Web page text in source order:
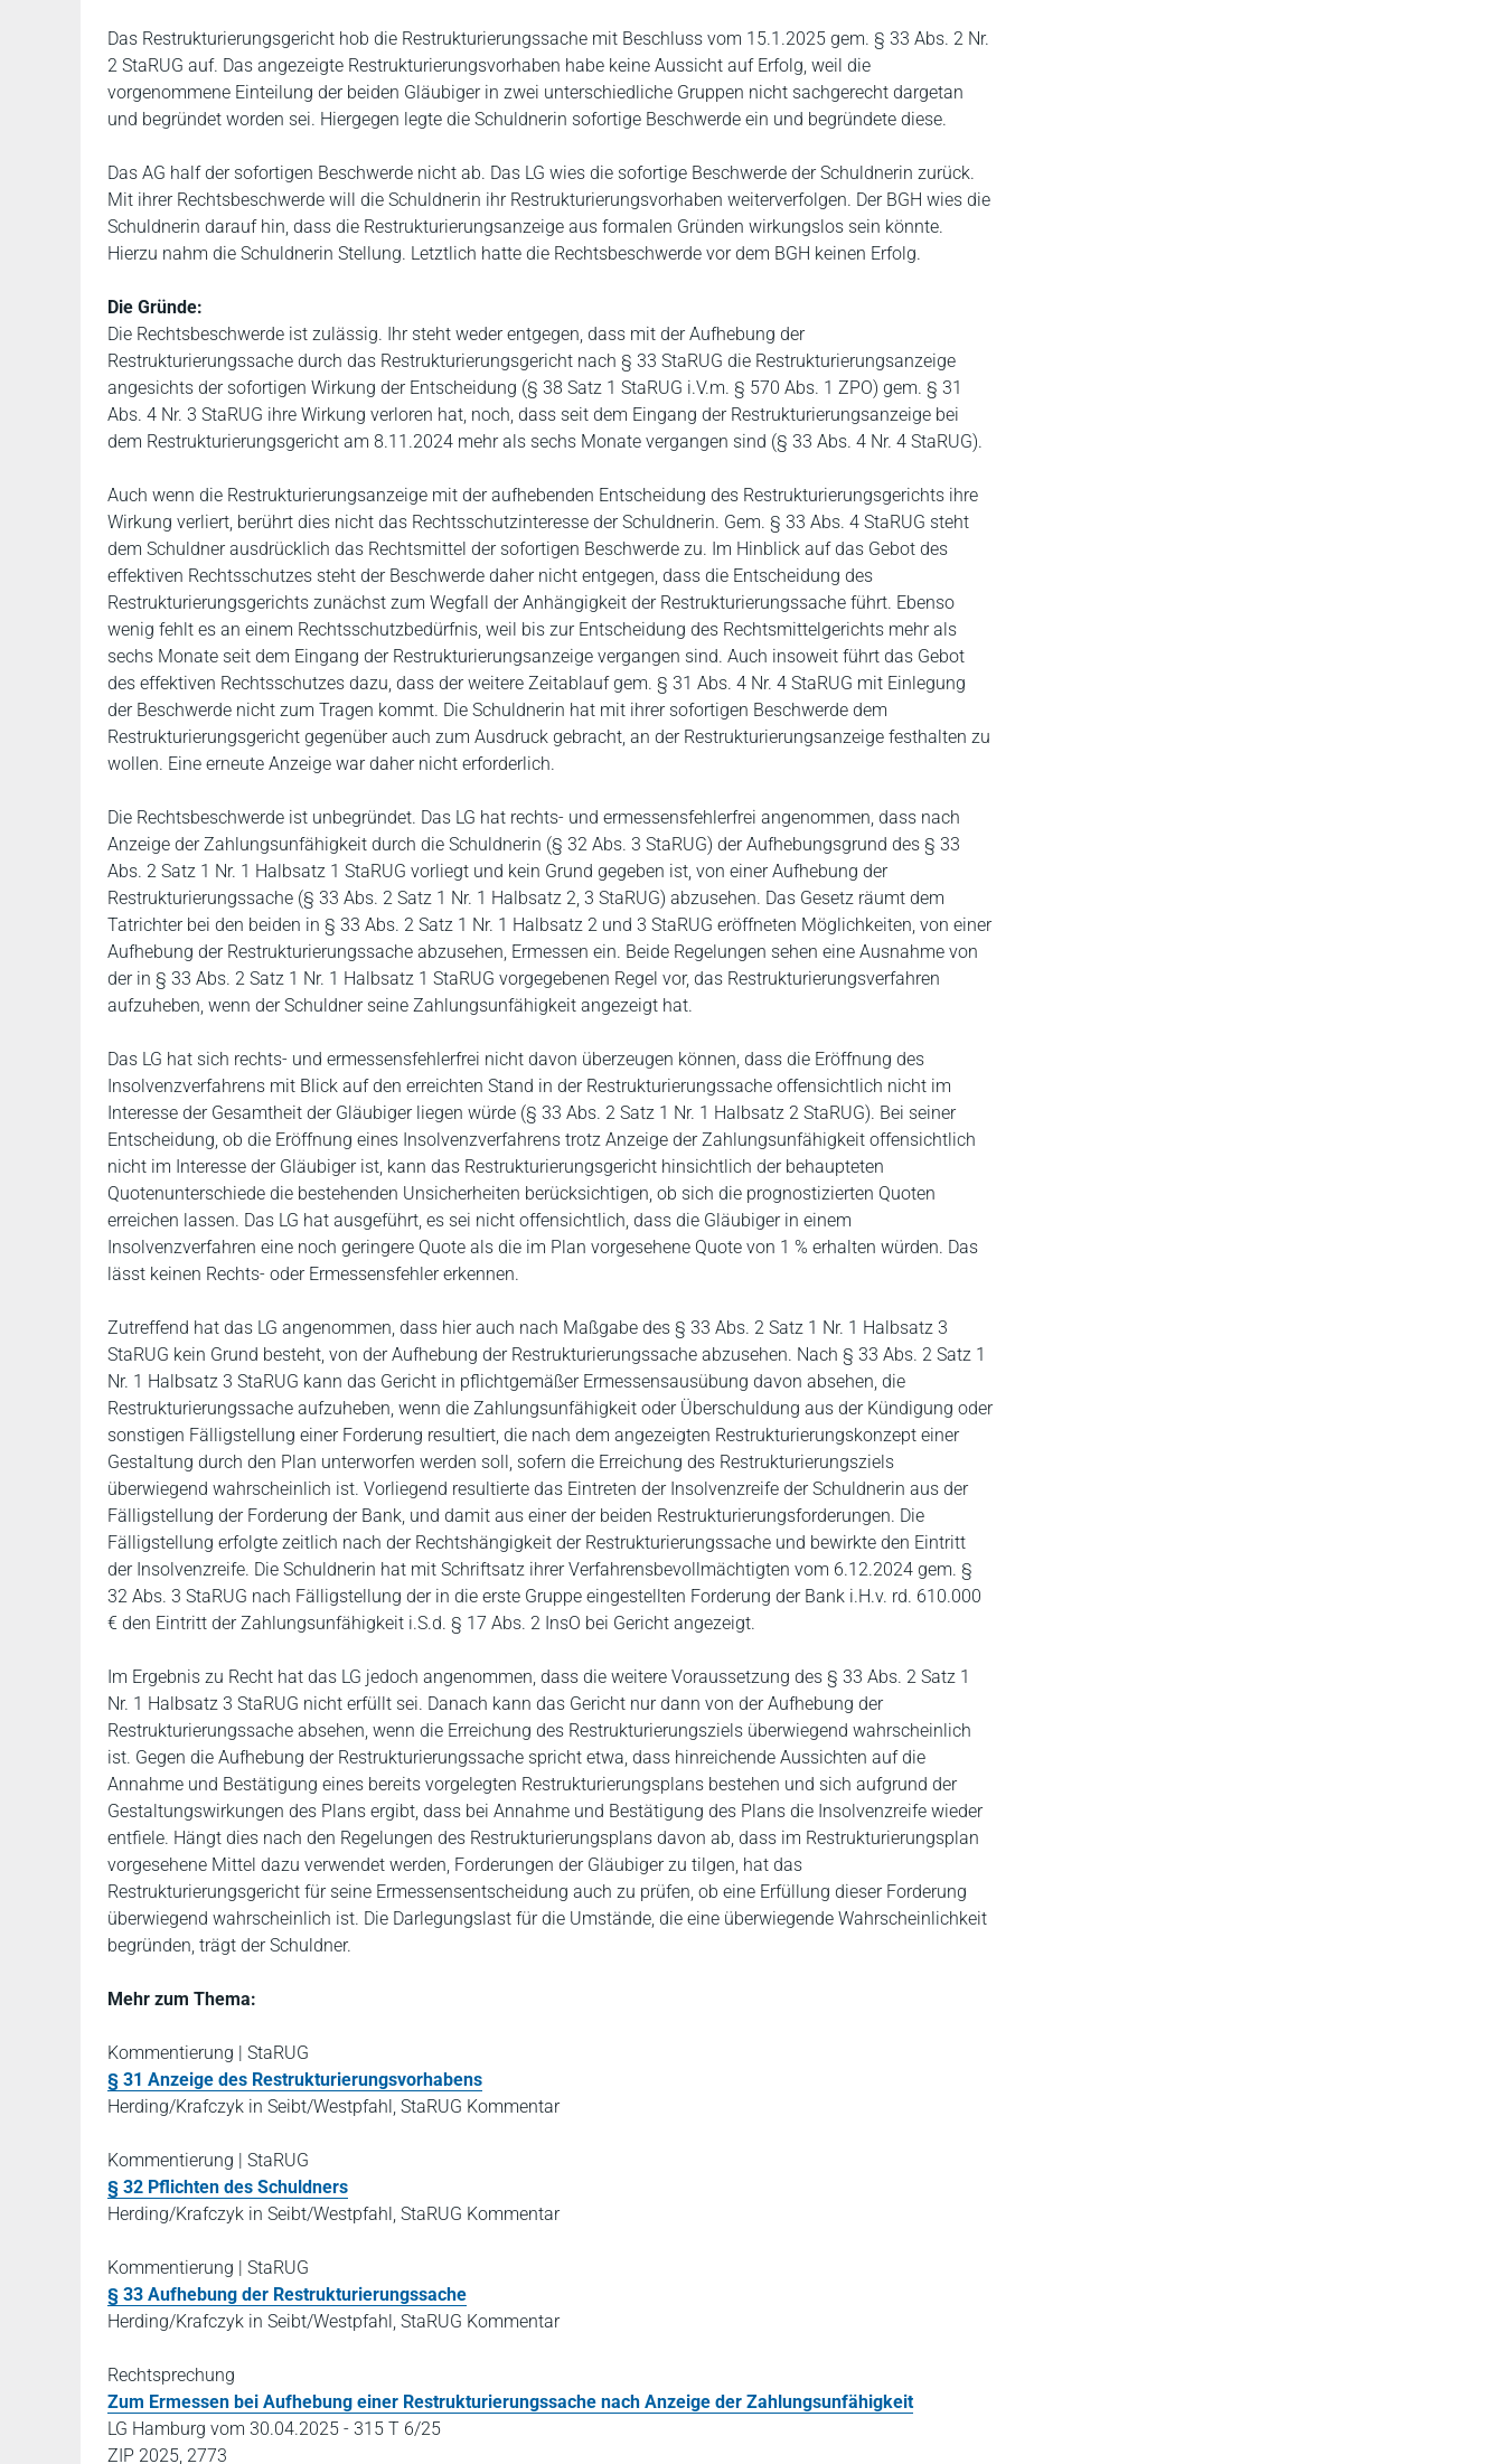
Das Restrukturierungsgericht hob die Restrukturierungssache mit Beschluss vom 15.1.2025 gem. § 33 Abs. 2 Nr.
2 StaRUG auf. Das angezeigte Restrukturierungsvorhaben habe keine Aussicht auf Erfolg, weil die
vorgenommene Einteilung der beiden Gläubiger in zwei unterschiedliche Gruppen nicht sachgerecht dargetan
und begründet worden sei. Hiergegen legte die Schuldnerin sofortige Beschwerde ein und begründete diese.
Das AG half der sofortigen Beschwerde nicht ab. Das LG wies die sofortige Beschwerde der Schuldnerin zurück.
Mit ihrer Rechtsbeschwerde will die Schuldnerin ihr Restrukturierungsvorhaben weiterverfolgen. Der BGH wies die
Schuldnerin darauf hin, dass die Restrukturierungsanzeige aus formalen Gründen wirkungslos sein könnte.
Hierzu nahm die Schuldnerin Stellung. Letztlich hatte die Rechtsbeschwerde vor dem BGH keinen Erfolg.
Die Gründe:
Die Rechtsbeschwerde ist zulässig. Ihr steht weder entgegen, dass mit der Aufhebung der
Restrukturierungssache durch das Restrukturierungsgericht nach § 33 StaRUG die Restrukturierungsanzeige
angesichts der sofortigen Wirkung der Entscheidung (§ 38 Satz 1 StaRUG i.V.m. § 570 Abs. 1 ZPO) gem. § 31
Abs. 4 Nr. 3 StaRUG ihre Wirkung verloren hat, noch, dass seit dem Eingang der Restrukturierungsanzeige bei
dem Restrukturierungsgericht am 8.11.2024 mehr als sechs Monate vergangen sind (§ 33 Abs. 4 Nr. 4 StaRUG).
Auch wenn die Restrukturierungsanzeige mit der aufhebenden Entscheidung des Restrukturierungsgerichts ihre
Wirkung verliert, berührt dies nicht das Rechtsschutzinteresse der Schuldnerin. Gem. § 33 Abs. 4 StaRUG steht
dem Schuldner ausdrücklich das Rechtsmittel der sofortigen Beschwerde zu. Im Hinblick auf das Gebot des
effektiven Rechtsschutzes steht der Beschwerde daher nicht entgegen, dass die Entscheidung des
Restrukturierungsgerichts zunächst zum Wegfall der Anhängigkeit der Restrukturierungssache führt. Ebenso
wenig fehlt es an einem Rechtsschutzbedürfnis, weil bis zur Entscheidung des Rechtsmittelgerichts mehr als
sechs Monate seit dem Eingang der Restrukturierungsanzeige vergangen sind. Auch insoweit führt das Gebot
des effektiven Rechtsschutzes dazu, dass der weitere Zeitablauf gem. § 31 Abs. 4 Nr. 4 StaRUG mit Einlegung
der Beschwerde nicht zum Tragen kommt. Die Schuldnerin hat mit ihrer sofortigen Beschwerde dem
Restrukturierungsgericht gegenüber auch zum Ausdruck gebracht, an der Restrukturierungsanzeige festhalten zu
wollen. Eine erneute Anzeige war daher nicht erforderlich.
Die Rechtsbeschwerde ist unbegründet. Das LG hat rechts- und ermessensfehlerfrei angenommen, dass nach
Anzeige der Zahlungsunfähigkeit durch die Schuldnerin (§ 32 Abs. 3 StaRUG) der Aufhebungsgrund des § 33
Abs. 2 Satz 1 Nr. 1 Halbsatz 1 StaRUG vorliegt und kein Grund gegeben ist, von einer Aufhebung der
Restrukturierungssache (§ 33 Abs. 2 Satz 1 Nr. 1 Halbsatz 2, 3 StaRUG) abzusehen. Das Gesetz räumt dem
Tatrichter bei den beiden in § 33 Abs. 2 Satz 1 Nr. 1 Halbsatz 2 und 3 StaRUG eröffneten Möglichkeiten, von einer
Aufhebung der Restrukturierungssache abzusehen, Ermessen ein. Beide Regelungen sehen eine Ausnahme von
der in § 33 Abs. 2 Satz 1 Nr. 1 Halbsatz 1 StaRUG vorgegebenen Regel vor, das Restrukturierungsverfahren
aufzuheben, wenn der Schuldner seine Zahlungsunfähigkeit angezeigt hat.
Das LG hat sich rechts- und ermessensfehlerfrei nicht davon überzeugen können, dass die Eröffnung des
Insolvenzverfahrens mit Blick auf den erreichten Stand in der Restrukturierungssache offensichtlich nicht im
Interesse der Gesamtheit der Gläubiger liegen würde (§ 33 Abs. 2 Satz 1 Nr. 1 Halbsatz 2 StaRUG). Bei seiner
Entscheidung, ob die Eröffnung eines Insolvenzverfahrens trotz Anzeige der Zahlungsunfähigkeit offensichtlich
nicht im Interesse der Gläubiger ist, kann das Restrukturierungsgericht hinsichtlich der behaupteten
Quotenunterschiede die bestehenden Unsicherheiten berücksichtigen, ob sich die prognostizierten Quoten
erreichen lassen. Das LG hat ausgeführt, es sei nicht offensichtlich, dass die Gläubiger in einem
Insolvenzverfahren eine noch geringere Quote als die im Plan vorgesehene Quote von 1 % erhalten würden. Das
lässt keinen Rechts- oder Ermessensfehler erkennen.
Zutreffend hat das LG angenommen, dass hier auch nach Maßgabe des § 33 Abs. 2 Satz 1 Nr. 1 Halbsatz 3
StaRUG kein Grund besteht, von der Aufhebung der Restrukturierungssache abzusehen. Nach § 33 Abs. 2 Satz 1
Nr. 1 Halbsatz 3 StaRUG kann das Gericht in pflichtgemäßer Ermessensausübung davon absehen, die
Restrukturierungssache aufzuheben, wenn die Zahlungsunfähigkeit oder Überschuldung aus der Kündigung oder
sonstigen Fälligstellung einer Forderung resultiert, die nach dem angezeigten Restrukturierungskonzept einer
Gestaltung durch den Plan unterworfen werden soll, sofern die Erreichung des Restrukturierungsziels
überwiegend wahrscheinlich ist. Vorliegend resultierte das Eintreten der Insolvenzreife der Schuldnerin aus der
Fälligstellung der Forderung der Bank, und damit aus einer der beiden Restrukturierungsforderungen. Die
Fälligstellung erfolgte zeitlich nach der Rechtshängigkeit der Restrukturierungssache und bewirkte den Eintritt
der Insolvenzreife. Die Schuldnerin hat mit Schriftsatz ihrer Verfahrensbevollmächtigten vom 6.12.2024 gem. §
32 Abs. 3 StaRUG nach Fälligstellung der in die erste Gruppe eingestellten Forderung der Bank i.H.v. rd. 610.000
€ den Eintritt der Zahlungsunfähigkeit i.S.d. § 17 Abs. 2 InsO bei Gericht angezeigt.
Im Ergebnis zu Recht hat das LG jedoch angenommen, dass die weitere Voraussetzung des § 33 Abs. 2 Satz 1
Nr. 1 Halbsatz 3 StaRUG nicht erfüllt sei. Danach kann das Gericht nur dann von der Aufhebung der
Restrukturierungssache absehen, wenn die Erreichung des Restrukturierungsziels überwiegend wahrscheinlich
ist. Gegen die Aufhebung der Restrukturierungssache spricht etwa, dass hinreichende Aussichten auf die
Annahme und Bestätigung eines bereits vorgelegten Restrukturierungsplans bestehen und sich aufgrund der
Gestaltungswirkungen des Plans ergibt, dass bei Annahme und Bestätigung des Plans die Insolvenzreife wieder
entfiele. Hängt dies nach den Regelungen des Restrukturierungsplans davon ab, dass im Restrukturierungsplan
vorgesehene Mittel dazu verwendet werden, Forderungen der Gläubiger zu tilgen, hat das
Restrukturierungsgericht für seine Ermessensentscheidung auch zu prüfen, ob eine Erfüllung dieser Forderung
überwiegend wahrscheinlich ist. Die Darlegungslast für die Umstände, die eine überwiegende Wahrscheinlichkeit
begründen, trägt der Schuldner.
Mehr zum Thema:
Kommentierung | StaRUG
§ 31 Anzeige des Restrukturierungsvorhabens
Herding/Krafczyk in Seibt/Westpfahl, StaRUG Kommentar
Kommentierung | StaRUG
§ 32 Pflichten des Schuldners
Herding/Krafczyk in Seibt/Westpfahl, StaRUG Kommentar
Kommentierung | StaRUG
§ 33 Aufhebung der Restrukturierungssache
Herding/Krafczyk in Seibt/Westpfahl, StaRUG Kommentar
Rechtsprechung
Zum Ermessen bei Aufhebung einer Restrukturierungssache nach Anzeige der Zahlungsunfähigkeit
LG Hamburg vom 30.04.2025 - 315 T 6/25
ZIP 2025, 2773